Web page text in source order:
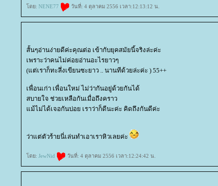
ดย: NENE77 วันที่: 4 ตุลาคม 2556 เวลา:12:13:12 น.
สั้นๆอ่านง่ายดีค่ะคุณต่อ เข้ากับยุคสมัยนี้จริงล่ะค่ะ
เพราะว่าคนไม่ค่อยอ่านอะไรยาวๆ
(แต่เราก็ทะลึ่งเขียนซะยาว .. นานทีด้วยล่ะค่ะ ) 55++
เพื่อนเก่า เพื่อนใหม่ ไม่ว่ากันอยู่ด้วยกันได้
สบายใจ ช่วยเหลือกันเมื่อถึงคราว
ม้ไม่ได้เจอกันบ่อย เราว่าก็ดีนะค่ะ คิดถึงกันดีค่ะ
ว่าแต่ตัวร้ายนี่เล่นทำเอาเราหิวเลยค่ะ
ดย: JewNid วันที่: 4 ตุลาคม 2556 เวลา:12:24:42 น.